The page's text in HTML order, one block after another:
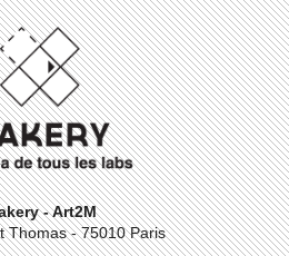
- Art2M
Thomas - 75010 Paris